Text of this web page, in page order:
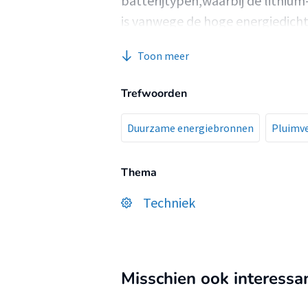
is vanwege de hoge
ontwikkeling en brengt hogere
Toon meer
Trefwoorden
Duurzame energiebronnen
Thema
Techniek
Misschien ook